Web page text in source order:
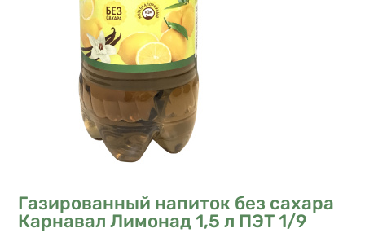
Газированный напиток без сахара
Карнавал Лимонад 1,5 л ПЭТ 1/9